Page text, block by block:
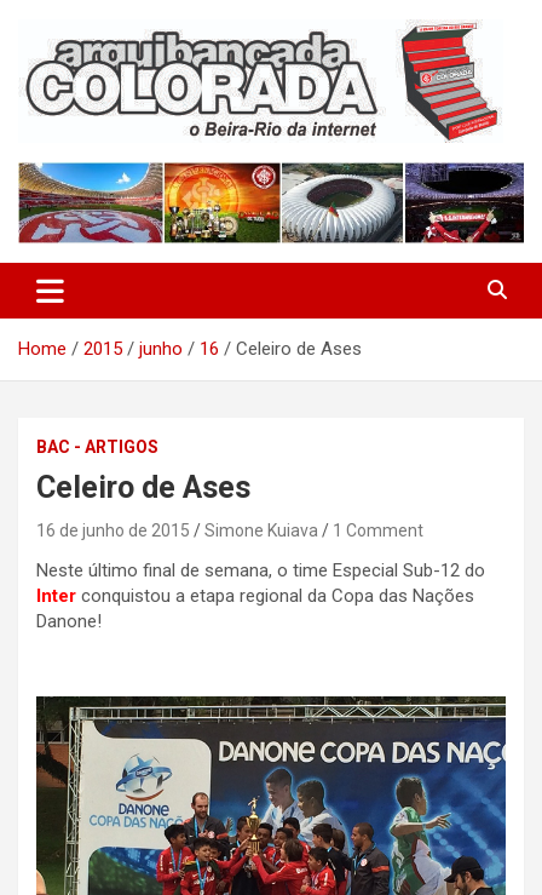
content
Arquibancada Colorada
Home 2015 junho 16 Celeiro de Ases
BAC - ARTIGOS
Celeiro de Ases
16 de junho de 2015 Simone Kuiava 1 Comment
Neste último final de semana, o time Especial Sub-12 do
Inter conquistou a etapa regional da Copa das Nações
Danone!